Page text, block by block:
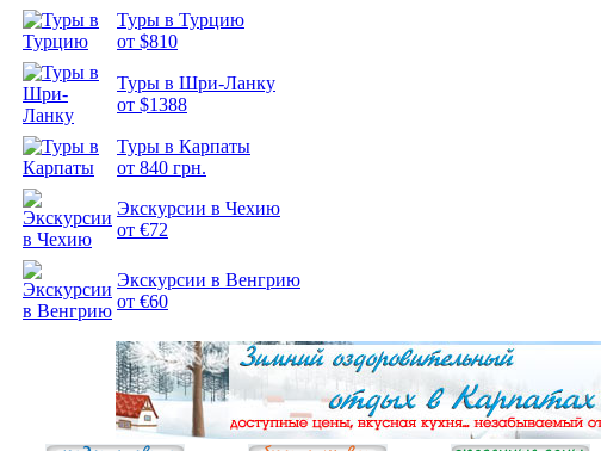
Туры в Турцию
от $810
Туры в Шри-Ланку
от $1388
Туры в Карпаты
от 840 грн.
Экскурсии в Чехию
от €72
Экскурсии в Венгрию
от €60